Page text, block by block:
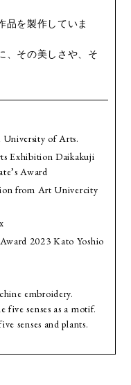
品を製作していま
、その美しさや、そ
University of Arts.
Exhibition Daikakuji
Award
from Art Univercity
2023 Kato Yoshio
embroidery.
senses as a motif.
senses and plants.